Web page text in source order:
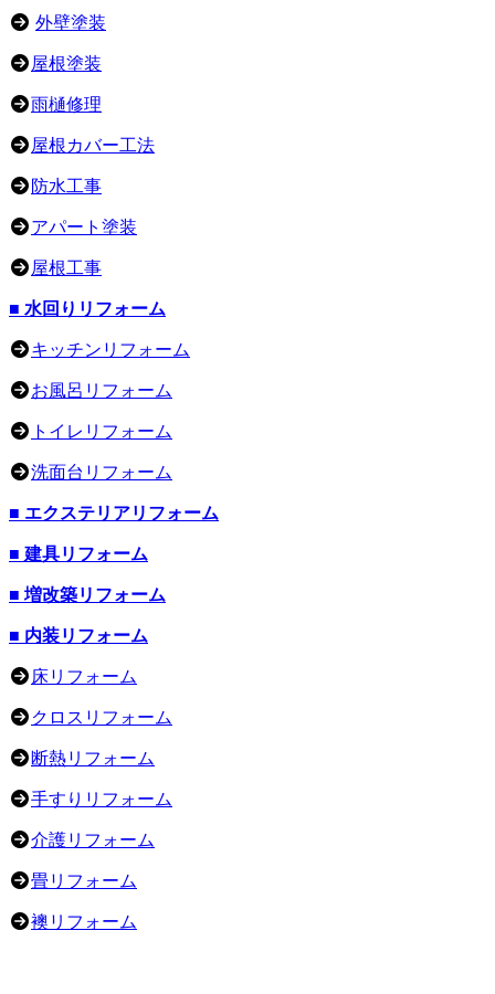
外壁塗装
屋根塗装
雨樋修理
屋根カバー工法
防水工事
アパート塗装
屋根工事
■ 水回りリフォーム
キッチンリフォーム
お風呂リフォーム
トイレリフォーム
洗面台リフォーム
■ エクステリアリフォーム
■ 建具リフォーム
■ 増改築リフォーム
■ 内装リフォーム
床リフォーム
クロスリフォーム
断熱リフォーム
手すりリフォーム
介護リフォーム
畳リフォーム
襖リフォーム